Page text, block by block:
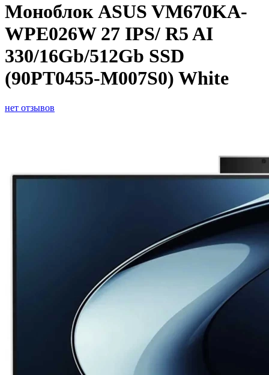
Моноблок ASUS VM670KA-
WPE026W 27 IPS/ R5 AI
330/16Gb/512Gb SSD
(90PT0455-M007S0) White
нет отзывов